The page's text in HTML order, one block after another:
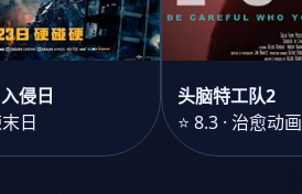
侵日
日
头脑特工队2
⭐ 8.3 · 治愈动画